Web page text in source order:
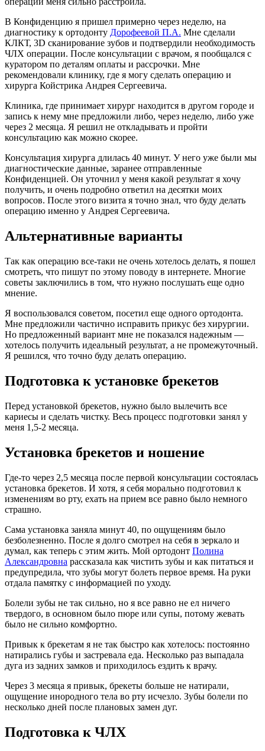
В Конфиденцию я пришел примерно через неделю, на
диагностику к ортодонту Дорофеевой П.А. Мне сделали
КЛКТ, 3D сканирование зубов и подтвердили необходимость
ЧЛХ операции. После консультации с врачом, я пообщался с
куратором по деталям оплаты и рассрочки. Мне
рекомендовали клинику, где я могу сделать операцию и
хирурга Койстрика Андрея Сергеевича.
Клиника, где принимает хирург находится в другом городе и
запись к нему мне предложили либо, через неделю, либо уже
через 2 месяца. Я решил не откладывать и пройти
консультацию как можно скорее.
Консультация хирурга длилась 40 минут. У него уже были мы
диагностические данные, заранее отправленные
Конфиденцией. Он уточнил у меня какой результат я хочу
получить, и очень подробно ответил на десятки моих
вопросов. После этого визита я точно знал, что буду делать
операцию именно у Андрея Сергеевича.
Альтернативные варианты
Так как операцию все-таки не очень хотелось делать, я пошел
смотреть, что пишут по этому поводу в интернете. Многие
советы заключились в том, что нужно послушать еще одно
мнение.
Я воспользовался советом, посетил еще одного ортодонта.
Мне предложили частично исправить прикус без хирургии.
Но предложенный вариант мне не показался надежным —
хотелось получить идеальный результат, а не промежуточный.
Я решился, что точно буду делать операцию.
Подготовка к установке брекетов
Перед установкой брекетов, нужно было вылечить все
кариесы и сделать чистку. Весь процесс подготовки занял у
меня 1,5-2 месяца.
Установка брекетов и ношение
Где-то через 2,5 месяца после первой консультации состоялась
установка брекетов. И хотя, я себя морально подготовил к
изменениям во рту, ехать на прием все равно было немного
страшно.
Сама установка заняла минут 40, по ощущениям было
безболезненно. После я долго смотрел на себя в зеркало и
думал, как теперь с этим жить. Мой ортодонт Полина
Александровна рассказала как чистить зубы и как питаться и
предупредила, что зубы могут болеть первое время. На руки
отдала памятку с информацией по уходу.
Болели зубы не так сильно, но я все равно не ел ничего
твердого, в основном было пюре или супы, потому жевать
было не сильно комфортно.
Привык к брекетам я не так быстро как хотелось: постоянно
натирались губы и застревала еда. Несколько раз выпадала
дуга из задних замков и приходилось ездить к врачу.
Через 3 месяца я привык, брекеты больше не натирали,
ощущение инородного тела во рту исчезло. Зубы болели по
несколько дней после плановых замен дуг.
Подготовка к ЧЛХ